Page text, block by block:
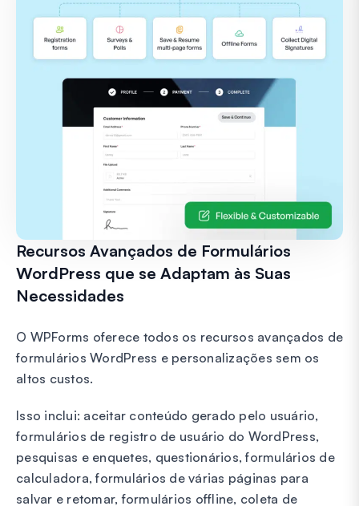
Recursos Avançados de Formulários
WordPress que se Adaptam às Suas
Necessidades
O WPForms oferece todos os recursos avançados de
formulários WordPress e personalizações sem os
altos custos.
Isso inclui: aceitar conteúdo gerado pelo usuário,
formulários de registro de usuário do WordPress,
pesquisas e enquetes, questionários, formulários de
calculadora, formulários de várias páginas para
salvar e retomar, formulários offline, coleta de